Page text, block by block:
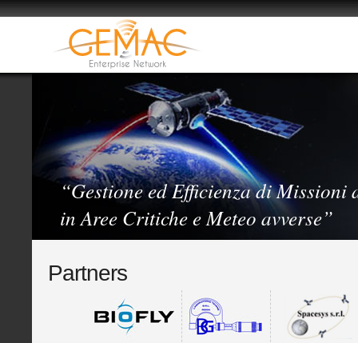
“Gestione ed Efficienza di Missioni
in Aree Critiche e Meteo avverse”
Partners